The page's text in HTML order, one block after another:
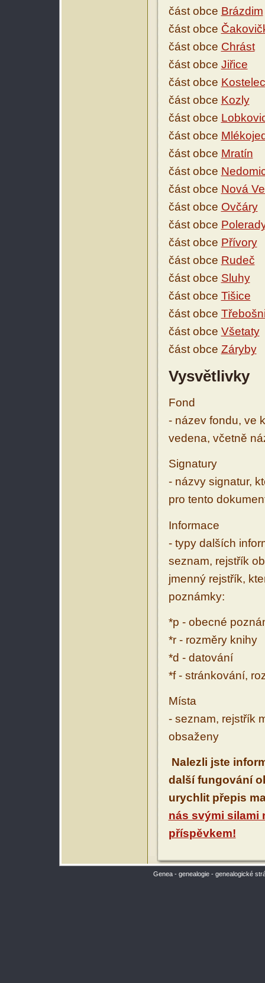
část obce Brázdim
část obce
část obce Chrást
část obce Jiřice
část obce
část obce Kozly
část obce
část obce
část obce Mratín
část obce
část obce Nová
část obce Ovčáry
část obce
část obce Přívory
část obce Rudeč
část obce Sluhy
část obce Tišice
část obce
část obce Všetaty
část obce Záryby
Vysvětlivky
Fond
- název fondu, ve
vedena, včetně
Signatury
- názvy signatur,
pro tento
Informace
- typy dalších
seznam, rejstřík
jmenný rejstřík,
poznámky:
*p - obecné
*r - rozměry knihy
*d - datování
*f - stránkování,
Místa
- seznam, rejstřík
obsaženy
Nalezli jste
další fungování
urychlit přepis
nás svými silami
příspěvkem!
Genea - genealogie - genealogické